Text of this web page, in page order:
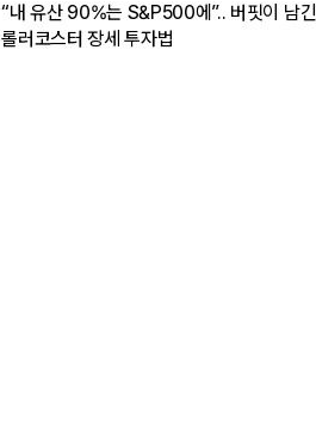
“내 유산 90%는 S&P500에”.. 버핏이 남긴
롤러코스터 장세 투자법